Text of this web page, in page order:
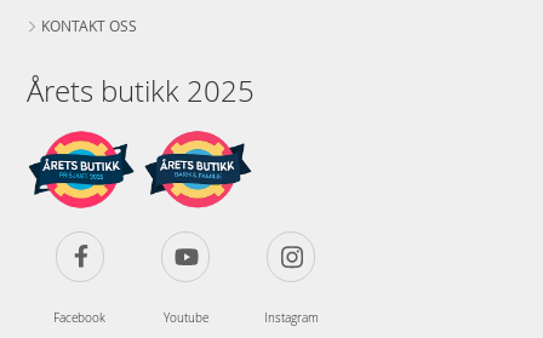
KONTAKT OSS
Årets butikk 2025
Facebook Youtube Instagram